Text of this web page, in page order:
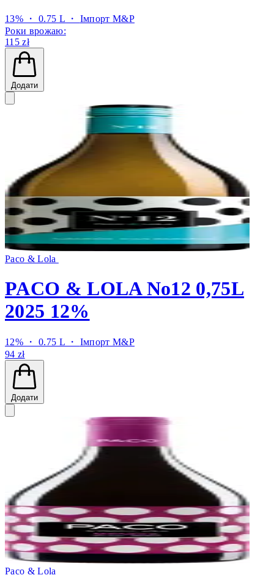
13% ・ 0.75 L ・ Імпорт M&P
Роки врожаю:
115 zł
Додати
Paco & Lola
PACO & LOLA No12 0,75L
2025 12%
12% ・ 0.75 L ・ Імпорт M&P
94 zł
Додати
Paco & Lola